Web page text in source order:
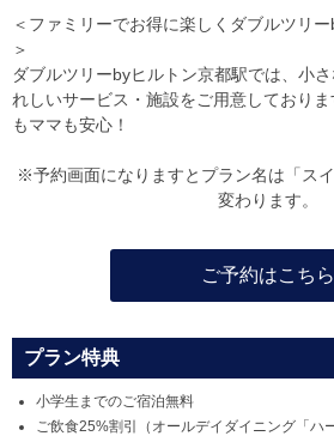
＜ファミリーでお得に楽しくダブルツリ
＞
ダブルツリーbyヒルトン京都駅では、小
れしいサービス・施設をご用意しており
もママも安心！
※予約画面になりますとプラン名は「ス
変わります。
ご予約はこちら
プラン特典
小学生までのご宿泊無料
ご飲食25%割引（オールデイダイニング「ハ